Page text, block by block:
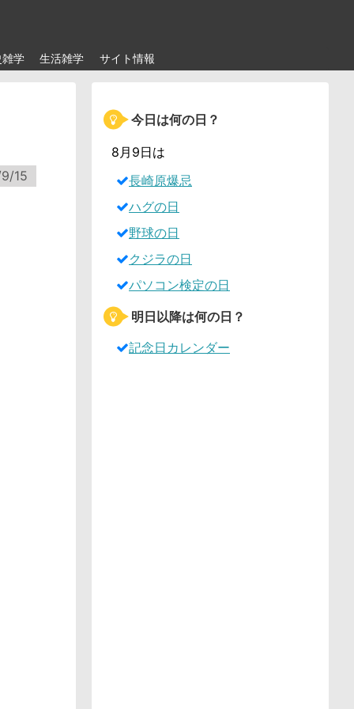
学 生活雑学 サイト情報
15
今日は何の日？
8月9日は
長崎原爆忌
ハグの日
野球の日
クジラの日
パソコン検定の日
明日以降は何の日？
記念日カレンダー